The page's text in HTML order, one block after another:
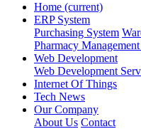
Home (current)
ERP System
Purchasing System
Pharmacy
Web Development
Web Development
Internet Of Things
Tech News
Our Company
About Us Contact